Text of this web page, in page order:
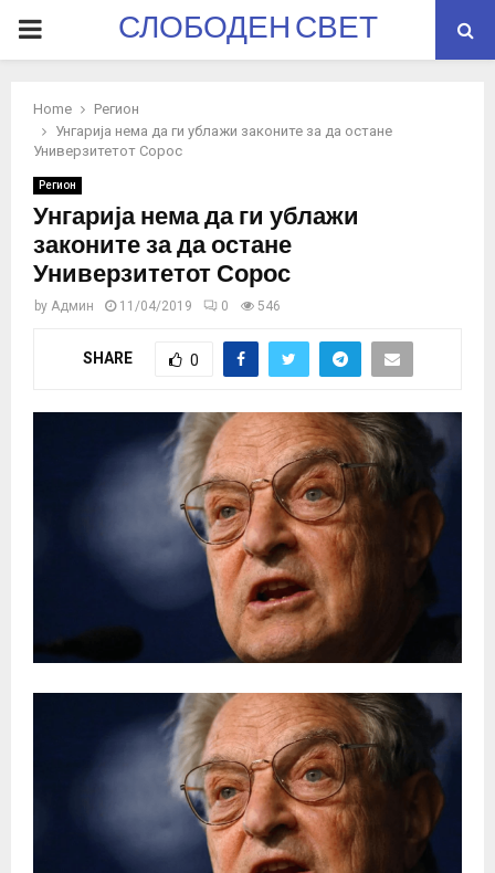
PRIMARYСЛОБОДЕН СВЕТ
Home
Регион
Унгарија нема да ги ублажи законите за да остане
Универзитетот Сорос
Регион
Унгарија нема да ги ублажи
законите за да остане
Универзитетот Сорос
by Админ 11/04/2019 0 546
SHARE 0